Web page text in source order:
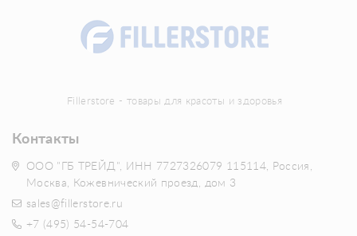
Fillerstore - товары для красоты и здоровья
Контакты
ООО "ГБ ТРЕЙД", ИНН 7727326079 115114, Россия,
Москва, Кожевнический проезд, дом 3
sales@fillerstore.ru
+7 (495) 54-54-704